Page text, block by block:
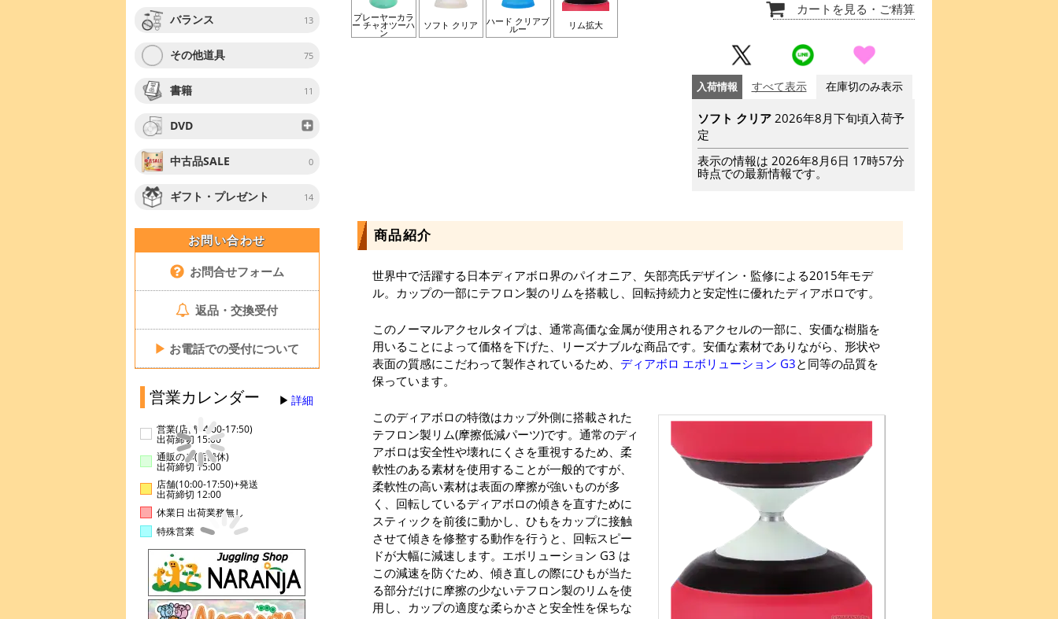
バランス 13
その他道具 75
書籍 11
DVD
中古品SALE 0
ギフト・プレゼント 14
お問い合わせ
お問合せフォーム
返品・交換受付
▶ お電話での受付について
営業カレンダー 詳細
営業(店舗14:00-17:50)
出荷締切 15:00
通販のみ(店舗休)
出荷締切 15:00
店舗(10:00-17:50)+発送
出荷締切 12:00
休業日 出荷業務無し
特殊営業
プレーヤーカラ
ー チャオツーハ
ン
ソフト クリア ハード クリアブ
ルー リム拡大
カートを見る ・ご精算
入荷情報 すべて表示 在庫切のみ表示
ソフト クリア 2026年8月下旬頃入荷予
定
表示の情報は 2026年8月6日 17時57分
時点での最新情報です。
商品紹介
世界中で活躍する日本ディアボロ界のパイオニア、矢部亮氏デザイン・監修による2015年モデ
ル。カップの一部にテフロン製のリムを搭載し、回転持続力と安定性に優れたディアボロです。
このノーマルアクセルタイプは、通常高価な金属が使用されるアクセルの一部に、安価な樹脂を
用いることによって価格を下げた、リーズナブルな商品です。安価な素材でありながら、形状や
表面の質感にこだわって製作されているため、 ディアボロ エボリューション G3と同等の品質を
保っています。
このディアボロの特徴はカップ外側に搭載された
テフロン製リム(摩擦低減パーツ)です。通常のディ
アボロは安全性や壊れにくさを重視するため、柔
軟性のある素材を使用することが一般的ですが、
柔軟性の高い素材は表面の摩擦が強いものが多
く、回転しているディアボロの傾きを直すために
スティックを前後に動かし、ひもをカップに接触
させて傾きを修整する動作を行うと、回転スピー
ドが大幅に減速します。エボリューション G3 は
この減速を防ぐため、傾き直しの際にひもが当た
る部分だけに摩擦の少ないテフロン製のリムを使
用し、カップの適度な柔らかさと安全性を保ちな